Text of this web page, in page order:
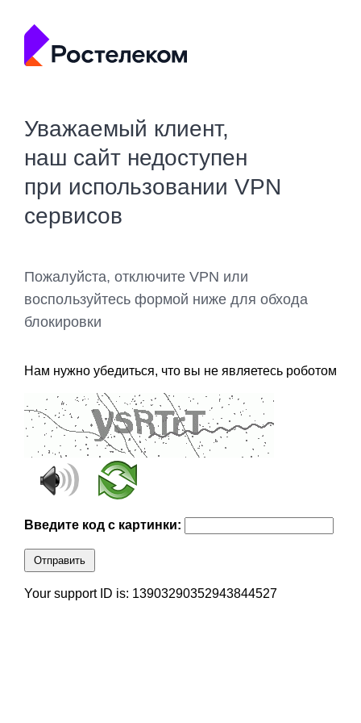
Уважаемый клиент,
наш сайт недоступен
при использовании VPN
сервисов
Пожалуйста, отключите VPN или
воспользуйтесь формой ниже для обхода
блокировки
Нам нужно убедиться, что вы не являетесь роботом
Введите код с картинки:
Отправить
Your support ID is: 13903290352943844527